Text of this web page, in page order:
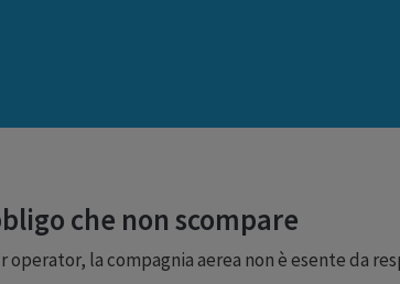
che non scompare
la compagnia aerea non è esente da